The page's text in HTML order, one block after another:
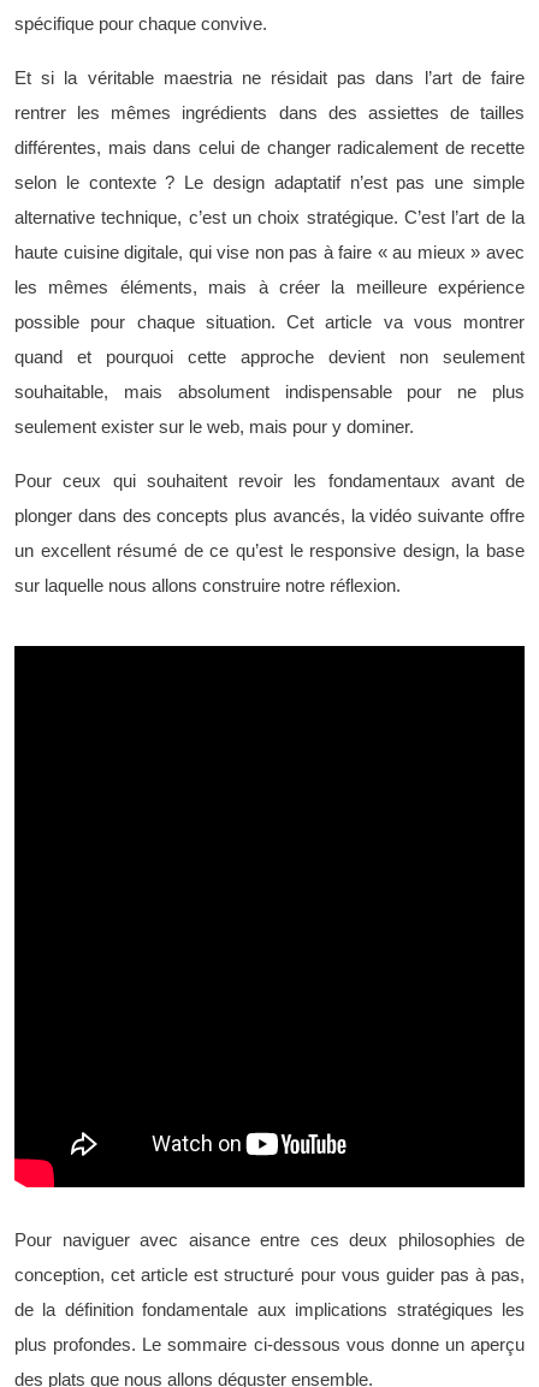
spécifique pour chaque convive.
Et si la véritable maestria ne résidait pas dans l’art de faire
rentrer les mêmes ingrédients dans des assiettes de tailles
différentes, mais dans celui de changer radicalement de recette
selon le contexte ? Le design adaptatif n’est pas une simple
alternative technique, c’est un choix stratégique. C’est l’art de la
haute cuisine digitale, qui vise non pas à faire « au mieux » avec
les mêmes éléments, mais à créer la meilleure expérience
possible pour chaque situation. Cet article va vous montrer
quand et pourquoi cette approche devient non seulement
souhaitable, mais absolument indispensable pour ne plus
seulement exister sur le web, mais pour y dominer.
Pour ceux qui souhaitent revoir les fondamentaux avant de
plonger dans des concepts plus avancés, la vidéo suivante offre
un excellent résumé de ce qu’est le responsive design, la base
sur laquelle nous allons construire notre réflexion.
Pour naviguer avec aisance entre ces deux philosophies de
conception, cet article est structuré pour vous guider pas à pas,
de la définition fondamentale aux implications stratégiques les
plus profondes. Le sommaire ci-dessous vous donne un aperçu
des plats que nous allons déguster ensemble.